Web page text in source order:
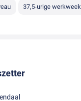
37,5-urige werkweek